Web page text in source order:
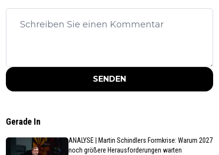
SENDEN
Gerade In
ANALYSE | Martin Schindlers Formkrise: Warum 2027
noch größere Herausforderungen warten